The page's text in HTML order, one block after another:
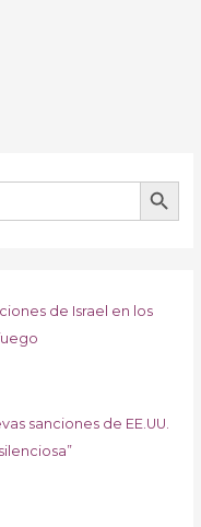
BOTÓN DE
de Israel en los
sanciones de EE.UU.